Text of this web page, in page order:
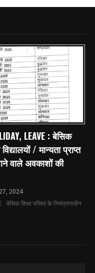
LEAVE : बेसिक
/ मान्यता प्राप्त
वाले अवकाशों की
2024
शिक्षा परिषद के नियंत्रणाधीन